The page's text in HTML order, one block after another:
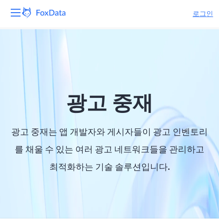
로그인
광고 중재
광고 중재는 앱 개발자와 게시자들이 광고 인벤토리
를 채울 수 있는 여러 광고 네트워크들을 관리하고
최적화하는 기술 솔루션입니다.